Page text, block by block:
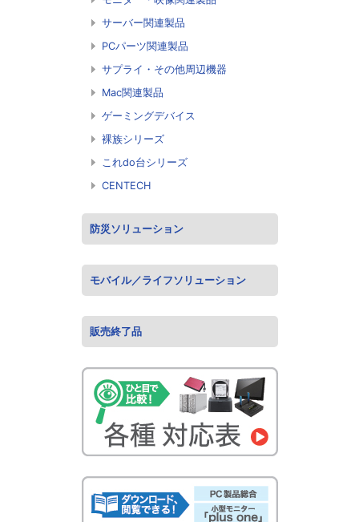
サーバー関連製品
PCパーツ関連製品
サプライ・その他周辺機器
Mac関連製品
ゲーミングデバイス
裸族シリーズ
これdo台シリーズ
CENTECH
防災ソリューション
モバイル／ライフソリューション
販売終了品